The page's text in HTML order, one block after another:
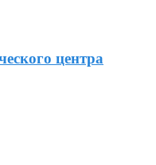
центра